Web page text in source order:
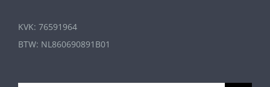
KVK: 76591964
BTW: NL860690891B01